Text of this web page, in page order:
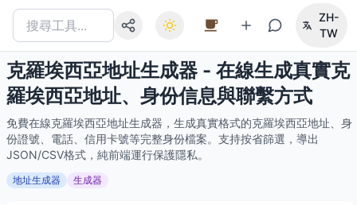
ZH-
TW
克羅埃西亞地址生成器 - 在線生成真實克
羅埃西亞地址、身份信息與聯繫方式
免費在線克羅埃西亞地址生成器，生成真實格式的克羅埃西亞地址、身
份證號、電話、信用卡號等完整身份檔案。支持按省篩選，導出
JSON/CSV格式，純前端運行保護隱私。
地址生成器 生成器